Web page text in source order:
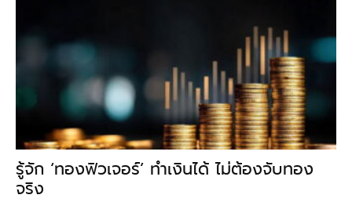
รู้จัก ‘ทองฟิวเจอร์’ ทำเงินได้ ไม่ต้องจับทอง
จริง